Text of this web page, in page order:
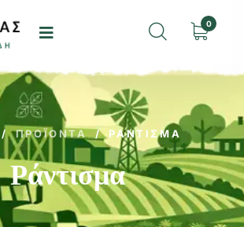
0
/ ΠΡΟΪΌΝΤΑ / ΡΆΝΤΙΣΜΑ
Ράντισμα